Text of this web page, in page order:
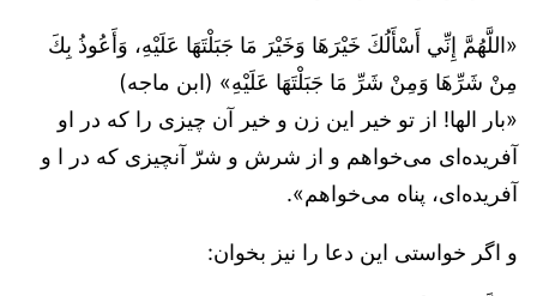
«اللَّهُمَّ إِنِّي أَسْأَلُكَ خَيْرَهَا وَخَيْرَ مَا جَبَلْتَهَا عَلَيْهِ، وَأَعُوذُ بِكَ
مِنْ شَرِّهَا وَمِنْ شَرِّ مَا جَبَلْتَهَا عَلَيْهِ» (ابن ماجه)
«بار الها! از تو خیر این زن و خیر آن چیزی را که در او
آفریده‌ای می‌خواهم و از شرش و شرّ آنچیزی که در ا و
آفریده‌ای، پناه می‌خواهم».
و اگر خواستی این دعا را نیز بخوان: